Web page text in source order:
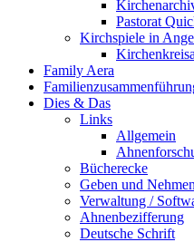
Pastorat
Kirchspiele in
Family Aera
Dies & Das
Links
Allgemein
Bücherecke
Geben und Nehmen
Verwaltung /
Ahnenbezifferung
Deutsche Schrift